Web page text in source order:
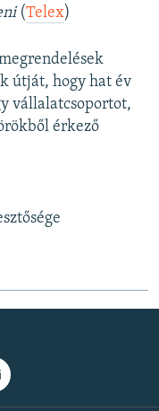
(Telex)
útját, hogy hat év
vállalatcsoportot,
érkező